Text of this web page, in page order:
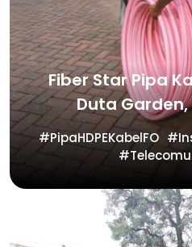
Fiber Star Pipa
Duta
PipaHDPEKabelFO